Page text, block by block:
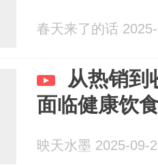
春天来了的话
从热销到
面临健康饮
映天水墨 2025-09-